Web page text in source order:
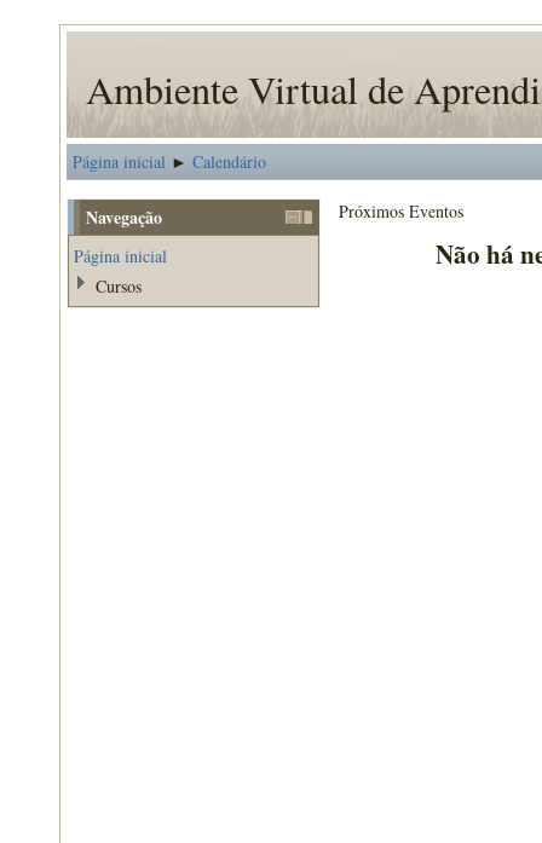
Ambiente Virtual de
Página inicial ► Calendário
Próximos Eventos
Não há
Navegação
Página inicial
Cursos